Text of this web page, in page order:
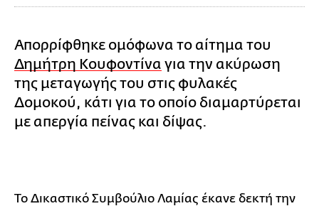
Απορρίφθηκε ομόφωνα το αίτημα του
Δημήτρη Κουφοντίνα για την ακύρωση
της μεταγωγής του στις φυλακές
Δομοκού, κάτι για το οποίο διαμαρτύρεται
με απεργία πείνας και δίψας.
Το Δικαστικό Συμβούλιο Λαμίας έκανε δεκτή την